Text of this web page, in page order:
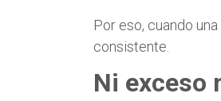
Por eso, cuando
consistente.
Ni exceso